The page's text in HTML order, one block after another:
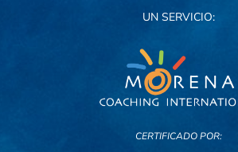
UN SERVICIO:
CERTIFICADO POR: